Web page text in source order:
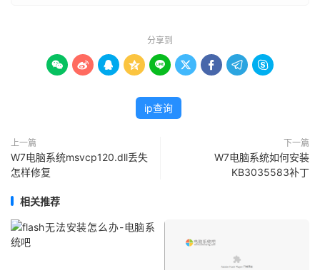
分享到
        
ip查询
上一篇
W7电脑系统msvcp120.dll丢失
怎样修复
下一篇
W7电脑系统如何安装
KB3035583补丁
相关推荐